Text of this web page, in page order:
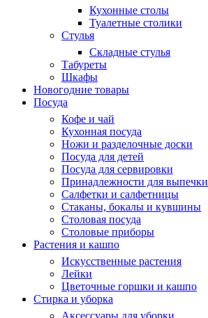
Кухонные столы
Туалетные столики
Стулья
Складные стулья
Табуреты
Шкафы
Новогодние товары
Посуда
Кофе и чай
Кухонная посуда
Ножи и разделочные доски
Посуда для детей
Посуда для сервировки
Принадлежности для выпечки
Салфетки и салфетницы
Стаканы, бокалы и кувшины
Столовая посуда
Столовые приборы
Растения и кашпо
Искусственные растения
Лейки
Цветочные горшки и кашпо
Стирка и уборка
Аксессуары для уборки